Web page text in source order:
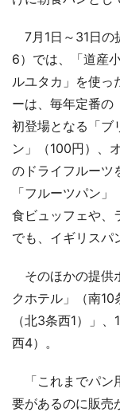
7月1日～31日の
6）では、「道産
ルユタカ」を使っ
ーは、毎年定番の
初登場となる「ブ
ン」（100円）、
のドライフルーツ
「フルーツパン
食ビュッフェや、
でも、イギリスパ
そのほかの提供
クホテル」（南
（北3条西1）」
西4）。
「これまでパン
要があるのに販売